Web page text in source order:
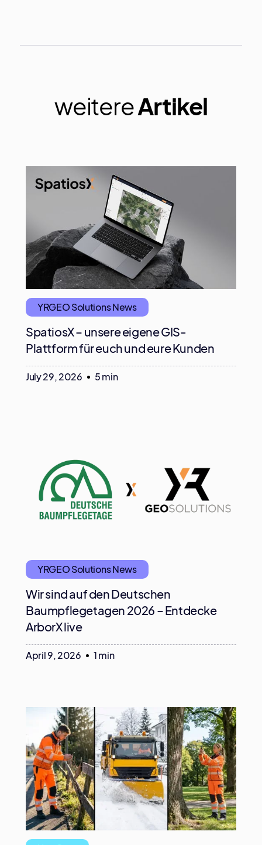
weitereArtikel
YRGEO Solutions News
SpatiosX – unsere eigene GIS-
Plattform für euch und eure Kunden
July 29, 2026 5 min
YRGEO Solutions News
Wir sind auf den Deutschen
Baumpflegetagen 2026 – Entdecke
ArborX live
April 9, 2026 1 min